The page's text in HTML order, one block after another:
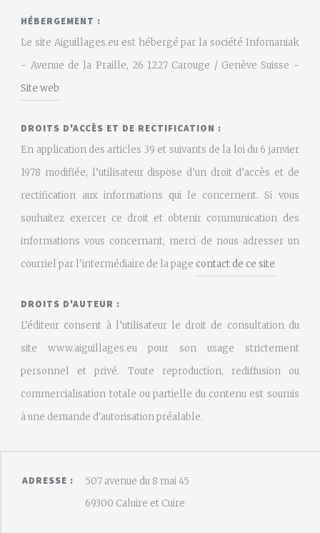
HÉBERGEMENT :
Le site Aiguillages.eu est hébergé par la société Infomaniak
- Avenue de la Praille, 26 1227 Carouge / Genève Suisse -
Site web
DROITS D'ACCÈS ET DE RECTIFICATION :
En application des articles 39 et suivants de la loi du 6 janvier
1978 modifiée, l’utilisateur dispose d’un droit d’accès et de
rectification aux informations qui le concernent. Si vous
souhaitez exercer ce droit et obtenir communication des
informations vous concernant, merci de nous adresser un
courriel par l'intermédiaire de la page contact de ce site
DROITS D'AUTEUR :
L’éditeur consent à l’utilisateur le droit de consultation du
site www.aiguillages.eu pour son usage strictement
personnel et privé. Toute reproduction, rediffusion ou
commercialisation totale ou partielle du contenu est soumis
à une demande d'autorisation préalable.
ADRESSE :
507 avenue du 8 mai 45
69300 Caluire et Cuire